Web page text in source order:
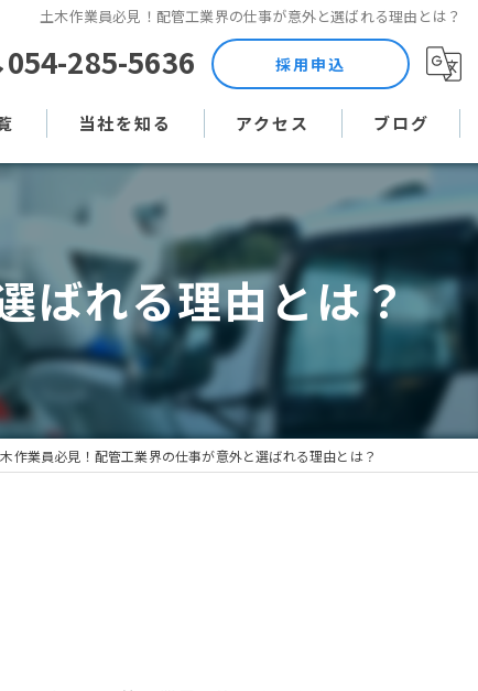
土木作業員必見！配管工業界の仕事が意外と選ばれる理由とは？
054-285-5636 採用申込
当社を知る
土木作業員
現場監督
未経験
直行直帰
アクセス ブログ
コラム
ばれる理由とは？
作業員必見！配管工業界の仕事が意外と選ばれる理由とは？